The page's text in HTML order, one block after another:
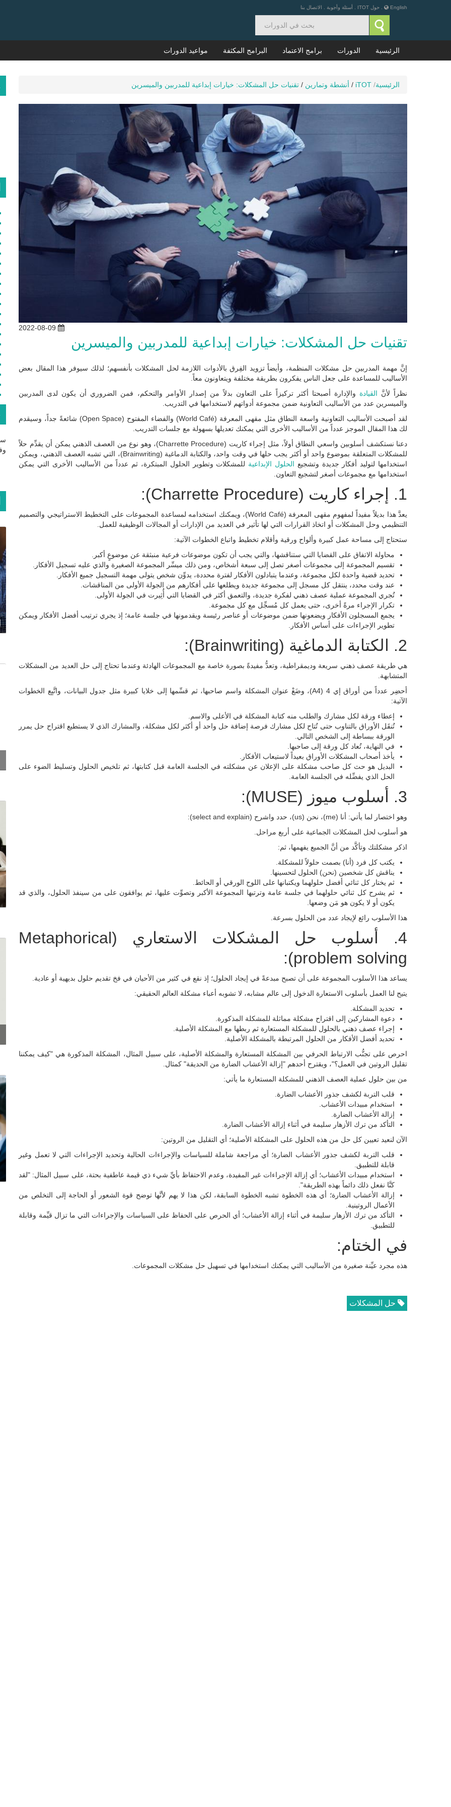
English حول ITOT أسئلة وأجوبة الاتصال بنا
الرئيسية الدورات برامج الاعتماد البرامج المكثفة مواعيد الدورات
الرئيسية/
iTOT
/ أنشطة وتمارين / تقنيات حل المشكلات: خيارات إبداعية للمدربين والميسرين
2022-08-09
تقنيات حل المشكلات: خيارات إبداعية للمدربين والميسرين
إنَّ مهمة المدربين حل مشكلات المنظمة، وأيضاً تزويد الفِرق بالأدوات اللازمة لحل المشكلات بأنفسهم؛ لذلك سيوفر هذا المقال بعض
الأساليب للمساعدة على جعل الناس يفكرون بطريقة مختلفة ويتعاونون معاً.
نظراً لأنَّ القيادة والإدارة أصبحتا أكثر تركيزاً على التعاون بدلاً من إصدار الأوامر والتحكم، فمن الضروري أن يكون لدى المدربين
والميسرين عدد من الأساليب التعاونية ضمن مجموعة أدواتهم لاستخدامها في التدريب.
لقد أصبحت الأساليب التعاونية واسعة النطاق مثل مقهى المعرفة (World Café) والفضاء المفتوح (Open Space) شائعةً جداً، وسيقدم
لك هذا المقال الموجز عدداً من الأساليب الأخرى التي يمكنك تعديلها بسهولة مع جلسات التدريب.
دعنا نستكشف أسلوبين واسعي النطاق أولاً، مثل إجراء كاريت (Charrette Procedure)، وهو نوع من العصف الذهني يمكن أن يقدِّم حلاً
للمشكلات المتعلقة بموضوع واحد أو أكثر يجب حلها في وقت واحد، والكتابة الدماغية (Brainwriting)، التي تشبه العصف الذهني، ويمكن
استخدامها لتوليد أفكار جديدة وتشجيع الحلول الإبداعية للمشكلات وتطوير الحلول المبتكرة، ثم عدداً من الأساليب الأخرى التي يمكن
استخدامها مع مجموعات أصغر لتشجيع التعاون.
1. إجراء كاريت (Charrette Procedure):
يعدَّ هذا بديلاً مفيداً لمفهوم مقهى المعرفة (World Café)، ويمكنك استخدامه لمساعدة المجموعات على التخطيط الاستراتيجي والتصميم
التنظيمي وحل المشكلات أو اتخاذ القرارات التي لها تأثير في العديد من الإدارات أو المجالات الوظيفية للعمل.
ستحتاج إلى مساحة عمل كبيرة وألواح ورقية وأقلام تخطيط واتباع الخطوات الآتية:
محاولة الاتفاق على القضايا التي ستناقشها، والتي يجب أن تكون موضوعات فرعية منبثقة عن موضوعٍ أكبر.
تقسيم المجموعة إلى مجموعات أصغر تصل إلى سبعة أشخاص، ومن ذلك ميسِّر المجموعة الصغيرة والذي عليه تسجيل الأفكار.
تحديد قضية واحدة لكل مجموعة، وعندما يتبادلون الأفكار لفترة محددة، يدوِّن شخص يتولى مهمة التسجيل جميع الأفكار.
عند وقت محدد، ينتقل كل مسجل إلى مجموعة جديدة ويطلعها على أفكارهم من الجولة الأولى من المناقشات.
تُجري المجموعة عملية عصف ذهني لفكرة جديدة، والتعمق أكثر في القضايا التي أُثِيرت في الجولة الأولى.
تكرار الإجراء مرةً أخرى، حتى يعمل كل مُسجِّل مع كل مجموعة.
يجمع المسجلون الأفكار ويضعونها ضمن موضوعات أو عناصر رئيسة ويقدمونها في جلسة عامة؛ إذ يجري ترتيب أفضل الأفكار ويمكن
تطوير الإجراءات على أساس الأفكار.
2. الكتابة الدماغية (Brainwriting):
هي طريقة عصف ذهني سريعة وديمقراطية، وتعدُّ مفيدةً بصورة خاصة مع المجموعات الهادئة وعندما تحتاج إلى حل العديد من المشكلات
المتشابهة.
أحضِر عدداً من أوراق إي 4 (A4)، وضَعْ عنوان المشكلة واسم صاحبها، ثم قسِّمها إلى خلايا كبيرة مثل جدول البيانات، واتَّبِع الخطوات
الآتية:
إعطاء ورقة لكل مشارك والطلب منه كتابة المشكلة في الأعلى والاسم.
تُنقَل الأوراق بالتناوب حتى تُتاح لكل مشارك فرصة إضافة حل واحد أو أكثر لكل مشكلة، والمشارك الذي لا يستطيع اقتراح حل يمرر
الورقة ببساطة إلى الشخص التالي.
في النهاية، تُعاد كل ورقة إلى صاحبها.
يأخذ أصحاب المشكلات الأوراق بعيداً لاستيعاب الأفكار.
البديل هو حث كل صاحب مشكلة على الإعلان عن مشكلته في الجلسة العامة قبل كتابتها، ثم تلخيص الحلول وتسليط الضوء على
الحل الذي يفضِّله في الجلسة العامة.
3. أسلوب ميوز (MUSE):
وهو اختصار لما يأتي: أنا (me)، نحن (us)، حدد واشرح (select and explain):
هو أسلوب لحل المشكلات الجماعية على أربع مراحل.
اذكر مشكلتك وتأكَّد من أنَّ الجميع يفهمها، ثم:
يكتب كل فرد (أنا) بصمت حلولاً للمشكلة.
يناقش كل شخصين (نحن) الحلول لتحسينها.
ثم يختار كل ثنائي أفضل حلولهما ويكتبانها على اللوح الورقي أو الحائط.
ثم يشرح كل ثنائي حلولهما في جلسة عامة وترتبها المجموعة الأكبر وتصوِّت عليها، ثم يوافقون على من سينفذ الحلول، والذي قد
يكون أو لا يكون هو مَن وضعها.
هذا الأسلوب رائع لإيجاد عدد من الحلول بسرعة.
4. أسلوب حل المشكلات الاستعاري (Metaphorical
problem solving):
يساعد هذا الأسلوب المجموعة على أن تصبح مبدعةً في إيجاد الحلول؛ إذ نقع في كثير من الأحيان في فخ تقديم حلول بديهية أو عادية.
يتيح لنا العمل بأسلوب الاستعارة الدخول إلى عالم مشابه، لا تشوبه أعباء مشكلة العالم الحقيقي:
تحديد المشكلة.
دعوة المشاركين إلى اقتراح مشكلة مماثلة للمشكلة المذكورة.
إجراء عصف ذهني بالحلول للمشكلة المستعارة ثم ربطها مع المشكلة الأصلية.
تحديد أفضل الأفكار من الحلول المرتبطة بالمشكلة الأصلية.
احرص على تجنُّب الارتباط الحرفي بين المشكلة المستعارة والمشكلة الأصلية، على سبيل المثال، المشكلة المذكورة هي "كيف يمكننا
تقليل الروتين في العمل؟"، ويقترح أحدهم "إزالة الأعشاب الضارة من الحديقة" كمثال.
من بين حلول عملية العصف الذهني للمشكلة المستعارة ما يأتي:
قلب التربة لكشف جذور الأعشاب الضارة.
استخدام مبيدات الأعشاب.
إزالة الأعشاب الضارة.
التأكد من ترك الأزهار سليمة في أثناء إزالة الأعشاب الضارة.
الآن لنعيد تعيين كل حل من هذه الحلول على المشكلة الأصلية؛ أي التقليل من الروتين:
قلب التربة لكشف جذور الأعشاب الضارة؛ أي مراجعة شاملة للسياسات والإجراءات الحالية وتحديد الإجراءات التي لا تعمل وغير
قابلة للتطبيق.
استخدام مبيدات الأعشاب؛ أي إزالة الإجراءات غير المفيدة، وعدم الاحتفاظ بأيِّ شيء ذي قيمة عاطفية بحتة، على سبيل المثال: "لقد
كنَّا نفعل ذلك دائماً بهذه الطريقة".
إزالة الأعشاب الضارة؛ أي هذه الخطوة تشبه الخطوة السابقة، لكن هذا لا يهم لأنَّها توضح قوة الشعور أو الحاجة إلى التخلص من
الأعمال الروتينية.
التأكد من ترك الأزهار سليمة في أثناء إزالة الأعشاب؛ أي الحرص على الحفاظ على السياسات والإجراءات التي ما تزال قيِّمة وقابلة
للتطبيق.
في الختام:
هذه مجرد عيِّنة صغيرة من الأساليب التي يمكنك استخدامها في تسهيل حل مشكلات المجموعات.
حل المشكلات